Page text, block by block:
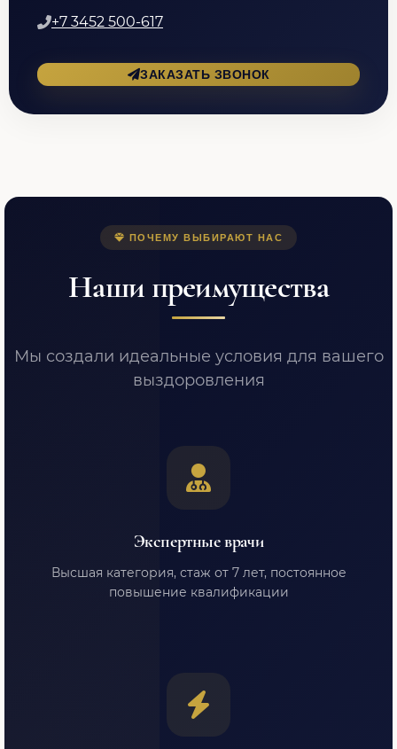
+7 3452 500-617
ЗАКАЗАТЬ ЗВОНОК
ПОЧЕМУ ВЫБИРАЮТ НАС
Наши преимущества
Мы создали идеальные условия для вашего
выздоровления
Экспертные врачи
Высшая категория, стаж от 7 лет, постоянное
повышение квалификации